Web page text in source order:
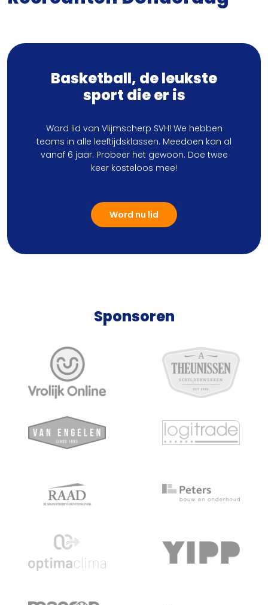
Basketball, de leukste
sport die er is
Word lid van Vlijmscherp SVH! We hebben
teams in alle leeftijdsklassen. Meedoen kan al
vanaf 6 jaar. Probeer het gewoon. Doe twee
keer kosteloos mee!
Word nu lid
Sponsoren